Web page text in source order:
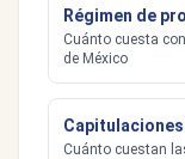
Régimen de
Cuánto cuesta
de México
Cuánto cuestan